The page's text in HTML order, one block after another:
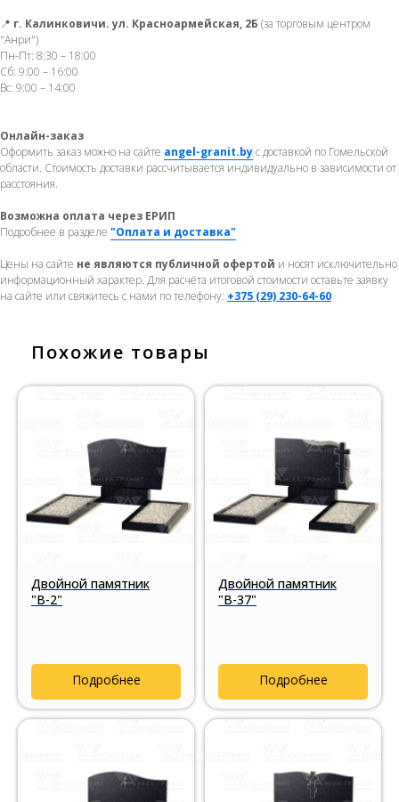
📍 г. Калинковичи. ул. Красноармейская, 2Б (за торговым центром
"Анри")
Пн-Пт: 8:30 – 18:00
Сб: 9:00 – 16:00
Вс: 9:00 – 14:00
Онлайн-заказ
Оформить заказ можно на сайте angel-granit.byс доставкой по Гомельской
области. Стоимость доставки рассчитывается индивидуально в зависимости от
расстояния.
Возможна оплата через ЕРИП
Подробнее в разделе "Оплата и доставка"
Цены на сайте не являются публичной офертой и носят исключительно
информационный характер. Для расчёта итоговой стоимости оставьте заявку
на сайте или свяжитесь с нами по телефону: +375 (29) 230-64-60
Похожие товары
Двойной памятник
"В-2"
Подробнее
Двойной памятник
"В-37"
Подробнее